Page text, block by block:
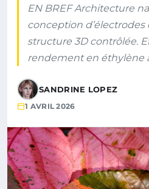
EN BREF Architecture
conception d’électrodes
structure 3D contrôlée.
rendement en éthylène
SANDRINE LOPEZ
1 AVRIL 2026